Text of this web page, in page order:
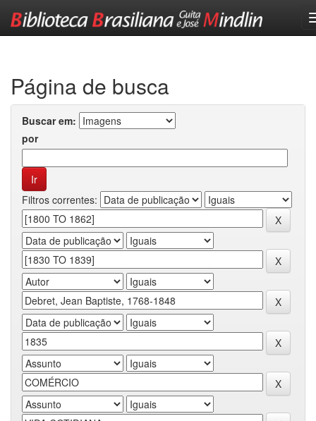
Página de busca
Buscar em:
por
Filtros correntes: